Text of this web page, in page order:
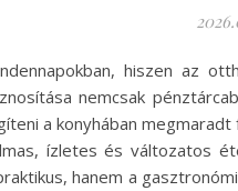
hiszen az
nemcsak
a konyhában
ízletes és változatos
hanem a